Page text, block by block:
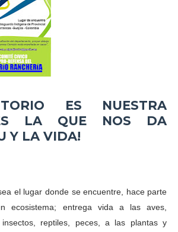
ES NUESTRA
LA QUE NOS DA
Y LA VIDA!
el lugar donde se encuentre, hace parte
ecosistema; entrega vida a las aves,
reptiles, peces, a las plantas y